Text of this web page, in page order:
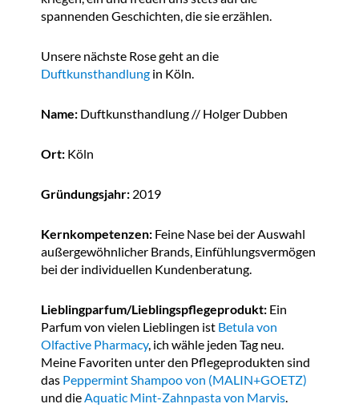
spannenden Geschichten, die sie erzählen.
Unsere nächste Rose geht an die
Duftkunsthandlung in Köln.
Name: Duftkunsthandlung // Holger Dubben
Ort: Köln
Gründungsjahr: 2019
Kernkompetenzen: Feine Nase bei der Auswahl
außergewöhnlicher Brands, Einfühlungsvermögen
bei der individuellen Kundenberatung.
Lieblingparfum/Lieblingspflegeprodukt: Ein
Parfum von vielen Lieblingen ist Betula von
Olfactive Pharmacy, ich wähle jeden Tag neu.
Meine Favoriten unter den Pflegeprodukten sind
das Peppermint Shampoo von (MALIN+GOETZ)
und dieAquatic Mint-Zahnpasta von Marvis.